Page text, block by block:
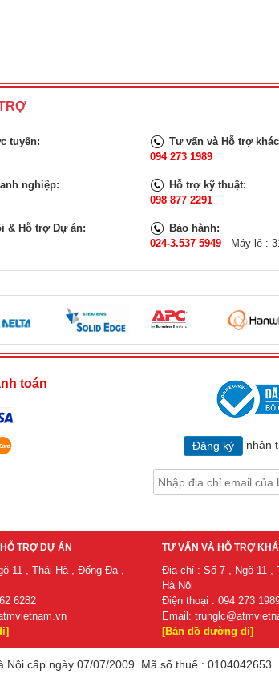
tuyến:
nghiệp:
& Hỗ trợ Dự án:
Tư vấn và Hỗ trợ
094 273 1989
Hỗ trợ kỹ thuật:
098 877 2291
Bảo hành:
024-3.537 5949 - Máy lẻ :
toán
Đăng ký nhận
TRỢ DỰ ÁN
11 , Thái Hà , Đống Đa ,
6282
TƯ VẤN VÀ HỖ TRỢ
Địa chỉ : Số 7 , Ngõ 11 ,
Hà Nội
Điện thoại : 094 273
Email:
[Bản đồ đường đi]
cấp ngày 07/07/2009. ​Mã​ số​ thuế​ : 0104042653